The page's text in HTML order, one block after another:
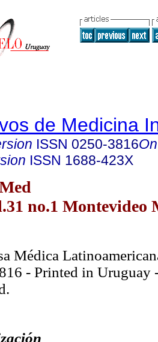
de Medicina
ISSN 0250-3816
ISSN 1688-423X
no.1 Montevideo
Médica
- Printed in Uruguay